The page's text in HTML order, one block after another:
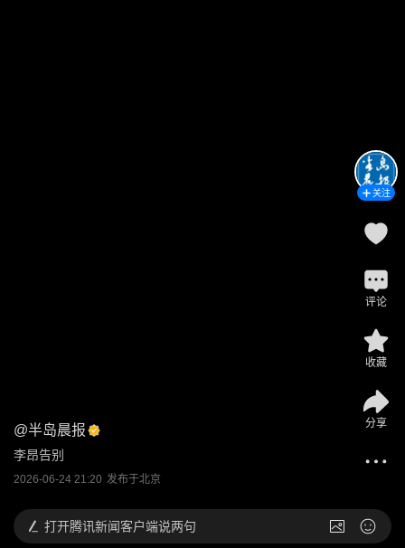
@半岛晨报
李昂告别
2026-06-24 21:20 发布于北京
关注
评论
收藏
分享
打开腾讯新闻客户端说两句